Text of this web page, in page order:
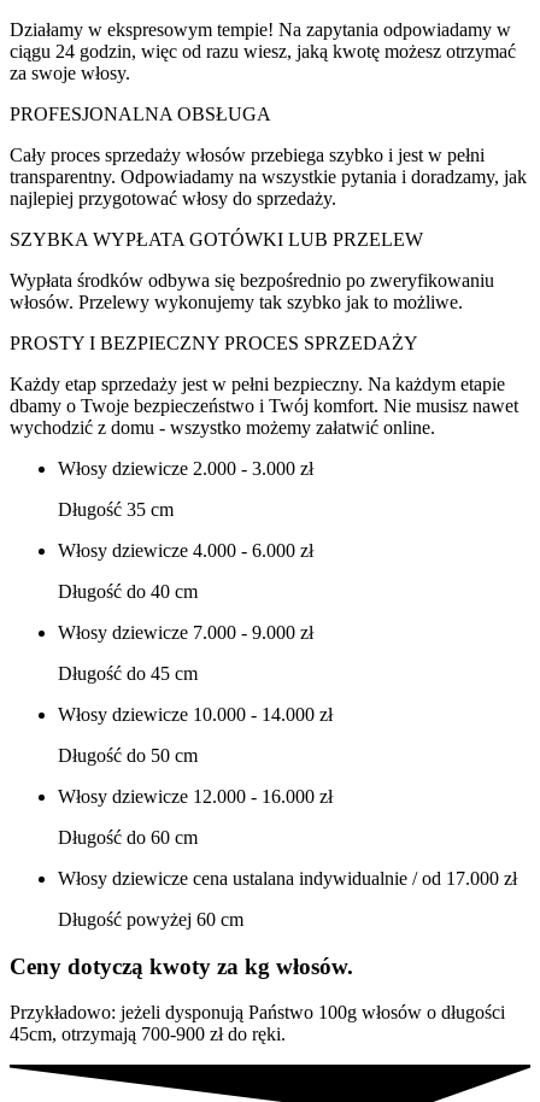
Działamy w ekspresowym tempie! Na zapytania odpowiadamy w
ciągu 24 godzin, więc od razu wiesz, jaką kwotę możesz otrzymać
za swoje włosy.
PROFESJONALNA OBSŁUGA
Cały proces sprzedaży włosów przebiega szybko i jest w pełni
transparentny. Odpowiadamy na wszystkie pytania i doradzamy, jak
najlepiej przygotować włosy do sprzedaży.
SZYBKA WYPŁATA GOTÓWKI LUB PRZELEW
Wypłata środków odbywa się bezpośrednio po zweryfikowaniu
włosów. Przelewy wykonujemy tak szybko jak to możliwe.
PROSTY I BEZPIECZNY PROCES SPRZEDAŻY
Każdy etap sprzedaży jest w pełni bezpieczny. Na każdym etapie
dbamy o Twoje bezpieczeństwo i Twój komfort. Nie musisz nawet
wychodzić z domu - wszystko możemy załatwić online.
Włosy dziewicze 2.000 - 3.000 zł
Długość 35 cm
Włosy dziewicze 4.000 - 6.000 zł
Długość do 40 cm
Włosy dziewicze 7.000 - 9.000 zł
Długość do 45 cm
Włosy dziewicze 10.000 - 14.000 zł
Długość do 50 cm
Włosy dziewicze 12.000 - 16.000 zł
Długość do 60 cm
Włosy dziewicze cena ustalana indywidualnie / od 17.000 zł
Długość powyżej 60 cm
Ceny dotyczą kwoty za kg włosów.
Przykładowo: jeżeli dysponują Państwo 100g włosów o długości
45cm, otrzymają 700-900 zł do ręki.